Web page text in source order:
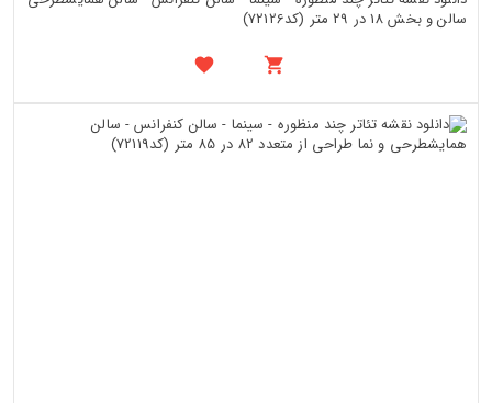
سالن و بخش 18 در 29 متر (کد72126)